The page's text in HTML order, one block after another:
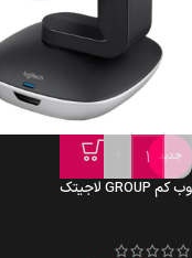
جدید
-
وب کم GROUP لاجیتک